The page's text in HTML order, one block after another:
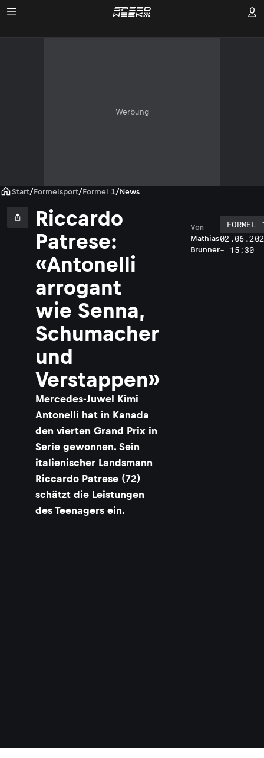
Werbung
Start/Formelsport/Formel 1/News
Riccardo
Patrese:
«Antonelli
arrogant
wie Senna,
Schumacher
und
Verstappen»
Mercedes-Juwel Kimi
Antonelli hat in Kanada
den vierten Grand Prix in
Serie gewonnen. Sein
italienischer Landsmann
Riccardo Patrese (72)
schätzt die Leistungen
des Teenagers ein.
Mathias
Brunner
Von
FORMEL
- 15:30